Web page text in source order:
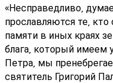
«Несправедливо,
прославляются те,
памяти в иных краях
блага, который имеем
Петра, мы
святитель Григорий